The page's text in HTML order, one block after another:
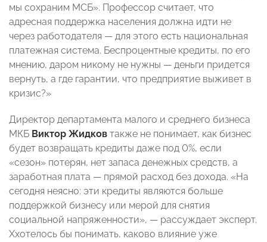
мы сохраним МСБ». Профессор считает, что
адресная поддержка населения должна идти не
через работодателя — для этого есть национальная
платежная система. Беспроцентные кредиты, по его
мнению, даром никому не нужны — деньги придется
вернуть, а где гарантии, что предприятие выживет в
кризис?»
Директор департамента малого и среднего бизнеса
МКБ Виктор Жидков также не понимает, как бизнес
будет возвращать кредиты даже под 0%, если
«сезон» потерян, нет запаса денежных средств, а
заработная плата — прямой расход без дохода. «На
сегодня неясно: эти кредиты являются больше
поддержкой бизнесу или мерой для снятия
социальной напряженности», — рассуждает эксперт.
Ххотелось бы понимать, каково влияние уже